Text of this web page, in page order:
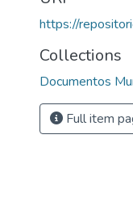
https://
Collections
Documentos
Full item